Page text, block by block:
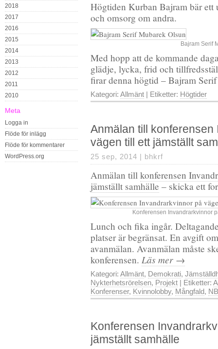
2018
2017
2016
2015
2014
2013
2012
2011
2010
Meta
Logga in
Flöde för inlägg
Flöde för kommentarer
WordPress.org
Högtiden Kurban Bajram bär
och omsorg om andra.
Bajram Serif
Med hopp att de kommande
glädje, lycka, frid och
firar denna högtid – Bajram
Kategori: Allmänt | Etiketter: Högtider
Anmälan till
vägen till ett jämställt
25 sep, 2014 | bhkrf
Anmälan till konferensen
jämställt samhälle – skicka ett
Konferensen Invandrarkvinnor
Lunch och fika ingår.
platser är begränsat. En avgift
avanmälan. Avanmälan måste
konferensen. Läs mer →
Kategori: Allmänt, Demokrati,
Nykterhetsrörelsen, Projekt | Etiketter:
Konferenser, Kvinnolobby, Mångfald,
Konferensen
jämställt samhälle